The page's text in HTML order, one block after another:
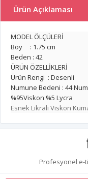
Ürün Açıklaması
MODEL ÖLÇÜLERİ
Boy : 1.75 cm
Beden : 42
ÜRÜN ÖZELLİKLERİ
Ürün Rengi : Desenli
Numune Bedeni : 44
%95Viskon %5 Lycra
Esnek Likralı Viskon
Profesyonel e-